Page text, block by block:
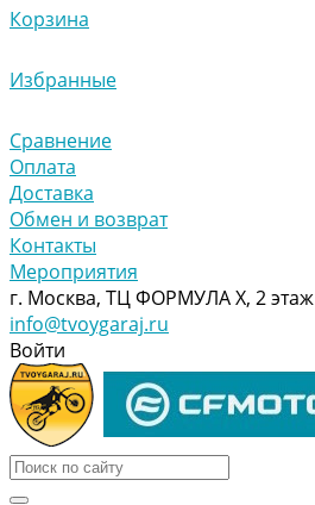
Корзина
Избранные
Сравнение
Оплата
Доставка
Обмен и возврат
Контакты
Мероприятия
г. Москва, ТЦ ФОРМУЛА Х, 2 этаж
info@tvoygaraj.ru
Войти